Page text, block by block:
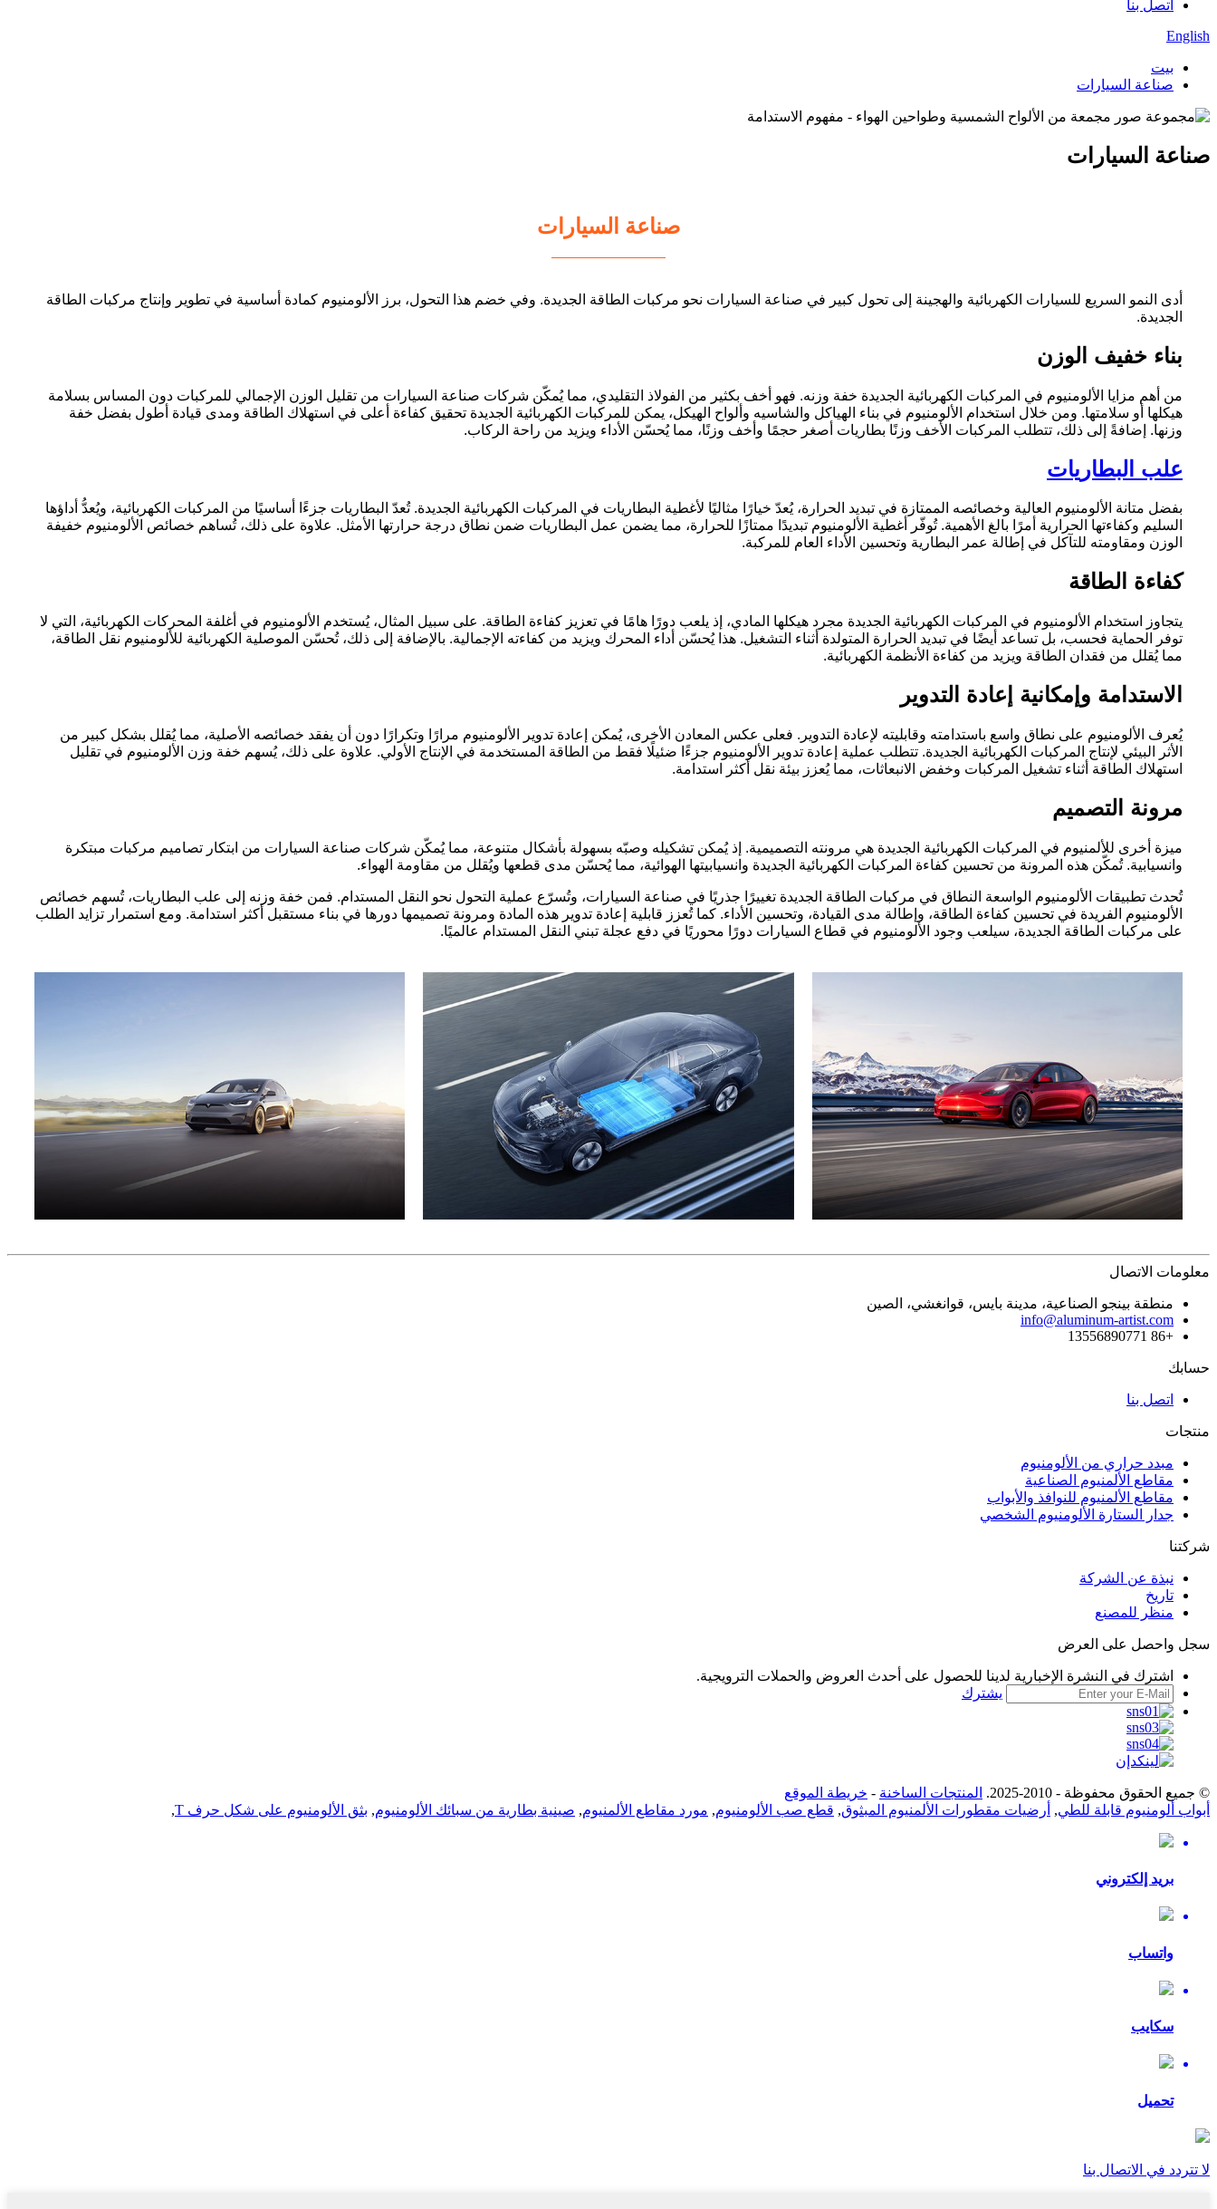
اتصل بنا
English
بيت
صناعة السيارات
صناعة السيارات
صناعة السيارات
أدى النمو السريع للسيارات الكهربائية والهجينة إلى تحول كبير في صناعة السيارات نحو مركبات الطاقة الجديدة. وفي خضم هذا التحول، برز الألومنيوم كمادة أساسية في تطوير وإنتاج مركبات الطاقة
الجديدة.
بناء خفيف الوزن
من أهم مزايا الألومنيوم في المركبات الكهربائية الجديدة خفة وزنه. فهو أخف بكثير من الفولاذ التقليدي، مما يُمكّن شركات صناعة السيارات من تقليل الوزن الإجمالي للمركبات دون المساس بسلامة
هيكلها أو سلامتها. ومن خلال استخدام الألومنيوم في بناء الهياكل والشاسيه وألواح الهيكل، يمكن للمركبات الكهربائية الجديدة تحقيق كفاءة أعلى في استهلاك الطاقة ومدى قيادة أطول بفضل خفة
وزنها. إضافةً إلى ذلك، تتطلب المركبات الأخف وزنًا بطاريات أصغر حجمًا وأخف وزنًا، مما يُحسّن الأداء ويزيد من راحة الركاب.
علب البطاريات
بفضل متانة الألومنيوم العالية وخصائصه الممتازة في تبديد الحرارة، يُعدّ خيارًا مثاليًا لأغطية البطاريات في المركبات الكهربائية الجديدة. تُعدّ البطاريات جزءًا أساسيًا من المركبات الكهربائية، ويُعدُّ أداؤها
السليم وكفاءتها الحرارية أمرًا بالغ الأهمية. تُوفّر أغطية الألومنيوم تبديدًا ممتازًا للحرارة، مما يضمن عمل البطاريات ضمن نطاق درجة حرارتها الأمثل. علاوة على ذلك، تُساهم خصائص الألومنيوم خفيفة
الوزن ومقاومته للتآكل في إطالة عمر البطارية وتحسين الأداء العام للمركبة.
كفاءة الطاقة
يتجاوز استخدام الألومنيوم في المركبات الكهربائية الجديدة مجرد هيكلها المادي، إذ يلعب دورًا هامًا في تعزيز كفاءة الطاقة. على سبيل المثال، يُستخدم الألومنيوم في أغلفة المحركات الكهربائية، التي لا
توفر الحماية فحسب، بل تساعد أيضًا في تبديد الحرارة المتولدة أثناء التشغيل. هذا يُحسّن أداء المحرك ويزيد من كفاءته الإجمالية. بالإضافة إلى ذلك، تُحسّن الموصلية الكهربائية للألومنيوم نقل الطاقة،
مما يُقلل من فقدان الطاقة ويزيد من كفاءة الأنظمة الكهربائية.
الاستدامة وإمكانية إعادة التدوير
يُعرف الألومنيوم على نطاق واسع باستدامته وقابليته لإعادة التدوير. فعلى عكس المعادن الأخرى، يُمكن إعادة تدوير الألومنيوم مرارًا وتكرارًا دون أن يفقد خصائصه الأصلية، مما يُقلل بشكل كبير من
الأثر البيئي لإنتاج المركبات الكهربائية الجديدة. تتطلب عملية إعادة تدوير الألومنيوم جزءًا ضئيلًا فقط من الطاقة المستخدمة في الإنتاج الأولي. علاوة على ذلك، يُسهم خفة وزن الألومنيوم في تقليل
استهلاك الطاقة أثناء تشغيل المركبات وخفض الانبعاثات، مما يُعزز بيئة نقل أكثر استدامة.
مرونة التصميم
ميزة أخرى للألمنيوم في المركبات الكهربائية الجديدة هي مرونته التصميمية. إذ يُمكن تشكيله وصبّه بسهولة بأشكال متنوعة، مما يُمكّن شركات صناعة السيارات من ابتكار تصاميم مركبات مبتكرة
وانسيابية. تُمكّن هذه المرونة من تحسين كفاءة المركبات الكهربائية الجديدة وانسيابيتها الهوائية، مما يُحسّن مدى قطعها ويُقلل من مقاومة الهواء.
تُحدث تطبيقات الألومنيوم الواسعة النطاق في مركبات الطاقة الجديدة تغييرًا جذريًا في صناعة السيارات، وتُسرّع عملية التحول نحو النقل المستدام. فمن خفة وزنه إلى علب البطاريات، تُسهم خصائص
الألومنيوم الفريدة في تحسين كفاءة الطاقة، وإطالة مدى القيادة، وتحسين الأداء. كما تُعزز قابلية إعادة تدوير هذه المادة ومرونة تصميمها دورها في بناء مستقبل أكثر استدامة. ومع استمرار تزايد الطلب
على مركبات الطاقة الجديدة، سيلعب وجود الألومنيوم في قطاع السيارات دورًا محوريًا في دفع عجلة تبني النقل المستدام عالميًا.
معلومات الاتصال
منطقة بينجو الصناعية، مدينة بايس، قوانغشي، الصين
info@aluminum-artist.com
+86 13556890771
حسابك
اتصل بنا
منتجات
مبدد حراري من الألومنيوم
مقاطع الألمنيوم الصناعية
مقاطع الألمنيوم للنوافذ والأبواب
جدار الستارة الألومنيوم الشخصي
شركتنا
نبذة عن الشركة
تاريخ
منظر للمصنع
سجل واحصل على العرض
اشترك في النشرة الإخبارية لدينا للحصول على أحدث العروض والحملات الترويجية.
يشترك
© جميع الحقوق محفوظة - 2010-2025. المنتجات الساخنة - خريطة الموقع
أبواب ألومنيوم قابلة للطي, أرضيات مقطورات الألمنيوم المبثوق, قطع صب الألومنيوم, مورد مقاطع الألمنيوم, صينية بطارية من سبائك الألومنيوم, بثق الألومنيوم على شكل حرف T ,
بريد إلكتروني
واتساب
سكايب
تحميل
لا تتردد في الاتصال بنا